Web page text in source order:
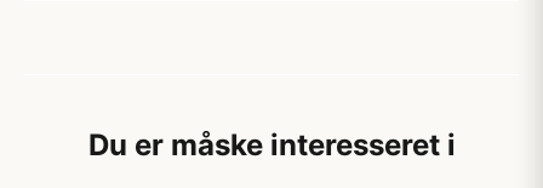
Du er måske interesseret i